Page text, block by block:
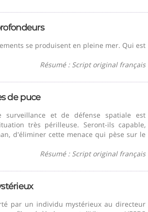
se produisent en pleine mer. Qui est
Résumé : Script original français
de puce
surveillance et de défense spatiale est
très périlleuse. Seront-ils capable,
d'éliminer cette menace qui pèse sur le
Résumé : Script original français
par un individu mystérieux au directeur